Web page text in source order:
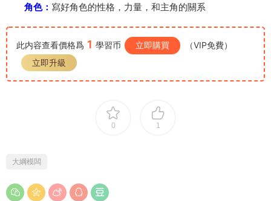
角色： 寫好角色的性格，力量，和主角的關系
此内容查看價格爲 1 學習币 立即購買
（VIP免費）
立即升級
0 1
大綱模闆